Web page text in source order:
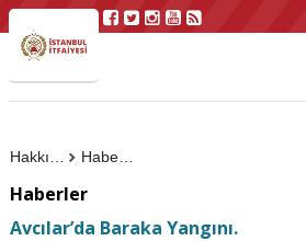
Haberler
Haberler
Avcılar’da Baraka Yangını.